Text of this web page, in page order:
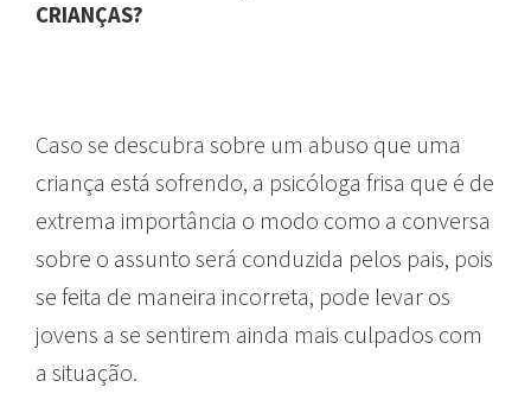
CRIANÇAS?
Caso se descubra sobre um abuso que uma
criança está sofrendo, a psicóloga frisa que é de
extrema importância o modo como a conversa
sobre o assunto será conduzida pelos pais, pois
se feita de maneira incorreta, pode levar os
jovens a se sentirem ainda mais culpados com
a situação.